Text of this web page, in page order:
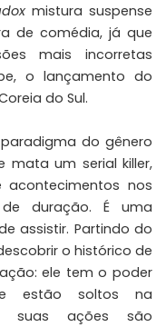
mistura suspense
de comédia, já que
mais incorretas
o lançamento do
do Sul.
do gênero
mata um serial killer,
nos
duração. É uma
assistir. Partindo do
o histórico de
ele tem o poder
estão soltos na
suas ações são